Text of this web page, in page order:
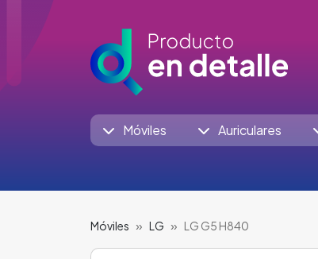
Móviles Auriculares
Móviles LG LG G5 H840